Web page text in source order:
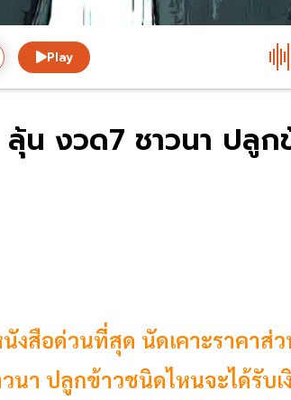
Play
ลุ้น งวด7 ชาวนา ปลูก
งสือด่วนที่สุด นัดเคาะราคาส่
นา ปลูกข้าวชนิดไหนจะได้รับ